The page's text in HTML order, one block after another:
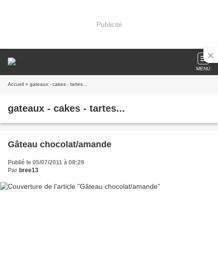
Publicité
MENU
Accueil » gateaux - cakes - tartes...
gateaux - cakes - tartes...
Gâteau chocolat/amande
Publié le 05/07/2011 à 08:29
Par bree13